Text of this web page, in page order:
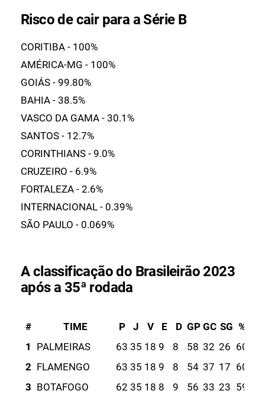
Risco de cair para a Série B
CORITIBA - 100%
AMÉRICA-MG - 100%
GOIÁS - 99.80%
BAHIA - 38.5%
VASCO DA GAMA - 30.1%
SANTOS - 12.7%
CORINTHIANS - 9.0%
CRUZEIRO - 6.9%
FORTALEZA - 2.6%
INTERNACIONAL - 0.39%
SÃO PAULO - 0.069%
A classificação do Brasileirão 2023
após a 35ª rodada
# TIME P J V E D GP GC SG %
1
PALMEIRAS 63 35 18 9 8 58 32 26 60
2 FLAMENGO 63 35 18 9 8 54 37 17 60
3 BOTAFOGO 62 35 18 8 9 56 33 23 59